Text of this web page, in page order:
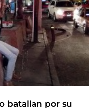
batallan por su